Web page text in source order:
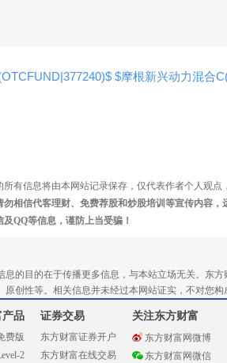
$摩根新兴动力混合
所有信息将由本网站记录保存，仅代表作者个人观
勿相信代客理财、免费荐股和炒股培训等宣传内容
QQ等信息，谨防上当受骗！
息的目的在于传播更多信息，与本站立场无关。东
原创性等。相关信息并未经过本网站证实，不对您
产品
费版
2
证券交易
东方财富证券开户
东方财富在线交易
关注东方财富
东方财富网微博
东方财富网微信